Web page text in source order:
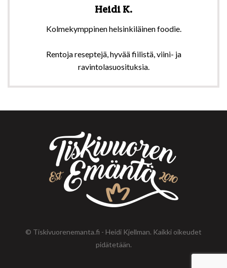
Heidi K.
Kolmekymppinen helsinkiläinen foodie.
Rentoja reseptejä, hyvää fiilistä, viini- ja
ravintolasuosituksia.
© Tiskivuorenemanta.fi - Heidi Kjellman. Kaikki oikeudet
pidätetään.